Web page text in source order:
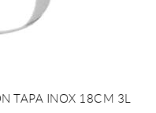
TAPA INOX 18CM 3L